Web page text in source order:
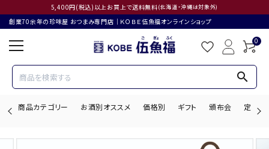
5,400円(税込)以上お買上で送料無料(北海道・沖縄は対象外)
創業70余年の珍味屋 おつまみ専門店│ＫＯＢＥ伍魚福オンラインショップ
0
search
商品カテゴリー お酒別オススメ 価格別 ギフト 頒布会 定期購